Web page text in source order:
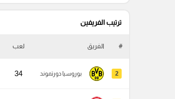
ترتيب الفريفين
# الفريق لعب
2 بوروسيا دورتموند 34